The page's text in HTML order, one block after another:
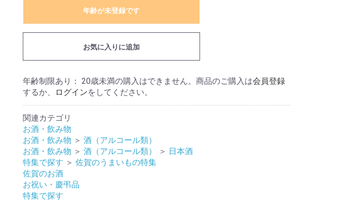
年齢が未登録です
お気に入りに追加
年齢制限あり： 20歳未満の購入はできません。商品のご購入は会員登録
するか、
ログインをしてください。
関連カテゴリ
お酒・飲み物
お酒・飲み物 ＞ 酒（アルコール類）
お酒・飲み物 ＞ 酒（アルコール類） ＞ 日本酒
特集で探す ＞ 佐賀のうまいもの特集
佐賀のお酒
お祝い・慶弔品
特集で探す